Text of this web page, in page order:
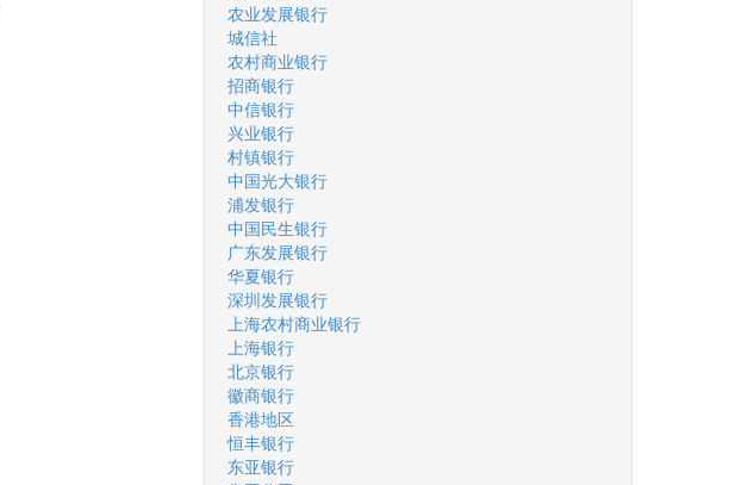
农业发展银行
城信社
农村商业银行
招商银行
中信银行
兴业银行
村镇银行
中国光大银行
浦发银行
中国民生银行
广东发展银行
华夏银行
深圳发展银行
上海农村商业银行
上海银行
北京银行
徽商银行
香港地区
恒丰银行
东亚银行